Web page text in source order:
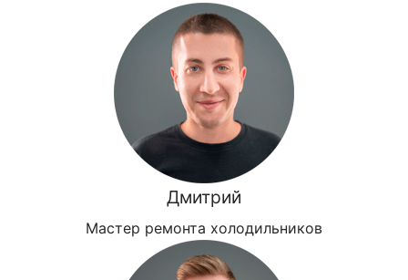
Дмитрий
Мастер ремонта холодильников